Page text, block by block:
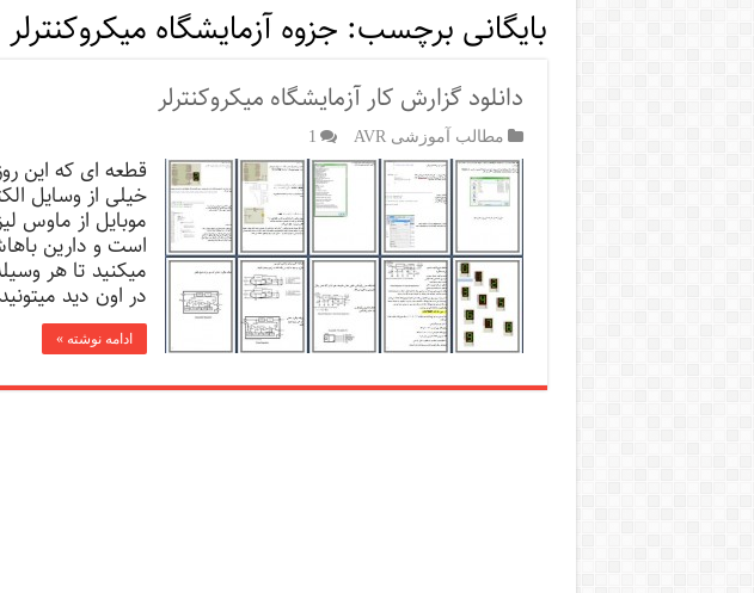
بایگانی برچسب: جزوه آزمایشگاه میکروکنترلر
دانلود گزارش کار آزمایشگاه میکروکنترلر
مطالب آموزشی AVR 1
قطعه ای که این
خیلی از وسایل
موبایل از ماوس
است و دارین
میکنید تا هر
در اون دید
ادامه نوشته »